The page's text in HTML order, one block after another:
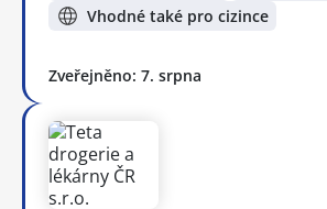
Vhodné také pro cizince
Zveřejněno: 7. srpna